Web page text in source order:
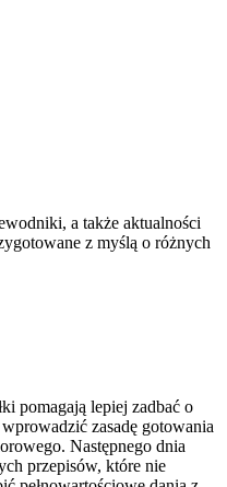
a także aktualności
z myślą o różnych
pomagają lepiej zadbać o
zasadę gotowania
Następnego dnia
przepisów, które nie